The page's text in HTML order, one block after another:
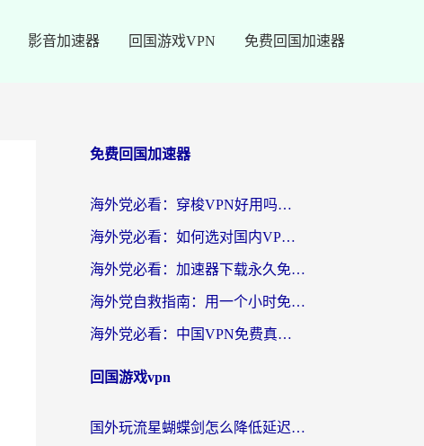
影音加速器 回国游戏VPN 免费回国加速器
免费回国加速器
海外党必看：穿梭VPN好用吗？和云帆VPN对比哪个回国效果更好？附真实测评+避坑指南
海外党必看：如何选对国内VPN，实现无缝访问国内资源？
海外党必看：加速器下载永久免费版真的存在吗？教你无缝访问国内资源的正确姿势
海外党自救指南：用一个小时免费加速器，轻松打破国内资源访问壁垒？
海外党必看：中国VPN免费真的靠谱吗？手把手教你选对回国加速器
回国游戏vpn
国外玩流星蝴蝶剑怎么降低延迟？海外党必看的加速秘籍（含欧洲鸣潮&彩虹岛优化攻略）